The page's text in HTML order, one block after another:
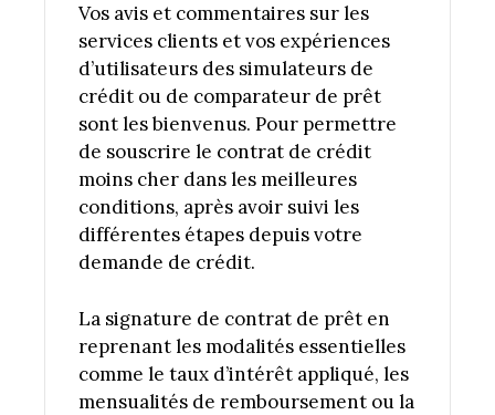
Vos avis et commentaires sur les
services clients et vos expériences
d’utilisateurs des simulateurs de
crédit ou de comparateur de prêt
sont les bienvenus. Pour permettre
de souscrire le contrat de crédit
moins cher dans les meilleures
conditions, après avoir suivi les
différentes étapes depuis votre
demande de crédit.
La signature de contrat de prêt en
reprenant les modalités essentielles
comme le taux d’intérêt appliqué, les
mensualités de remboursement ou la